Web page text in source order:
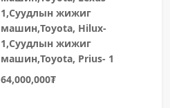
1,Суудлын жижиг
машин,Toyota, Hilux-
1,Суудлын жижиг
машин,Toyota, Prius- 1
64,000,000₮